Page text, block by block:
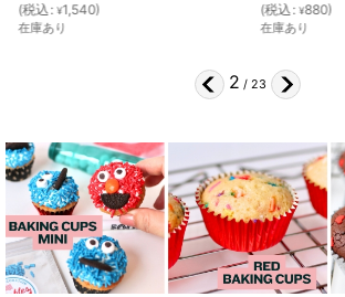
税込: ¥ 1,540)
在庫あり
税込: ¥ 880)
在庫あり
2 / 23